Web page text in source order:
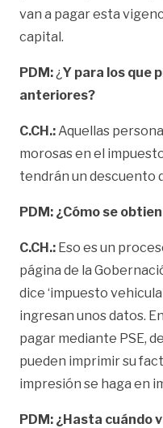
van a pagar esta
capital.
PDM: ¿ Y para los que
anteriores?
C.CH.: Aquellas
morosas en el
tendrán un descuento
PDM: ¿Cómo se
C.CH.: Eso es un
página de la
dice ‘impuesto
ingresan unos datos.
pagar mediante PSE,
pueden imprimir su
impresión se haga en
PDM: ¿Hasta cuándo